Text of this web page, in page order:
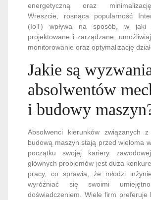
energetyczną oraz
Wreszcie, rosnąca popularność
(IoT) wpływa na sposób, w jaki
projektowane i zarządzane,
monitorowanie oraz optymalizację
Jakie są
absolwentów
i budowy
Absolwenci kierunków związanych
budową maszyn stają przed wieloma
początku swojej kariery
głównych problemów jest duża
pracy, co sprawia, że młodzi
wyróżniać się swoimi
doświadczeniem. Wiele firm preferuje